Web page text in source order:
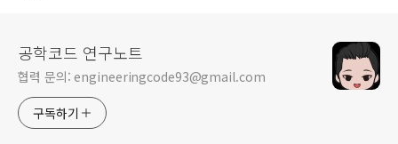
공학코드 연구노트
협력 문의: engineeringcode93@gmail.com
구독하기